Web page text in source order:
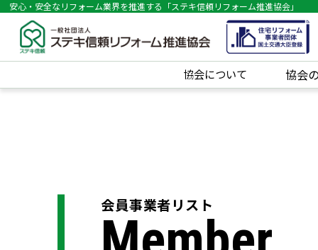
安心・安全なリフォーム業界を推進する「ステキ信頼リフォーム推進協会」
協会について 協会
会員事業者リスト